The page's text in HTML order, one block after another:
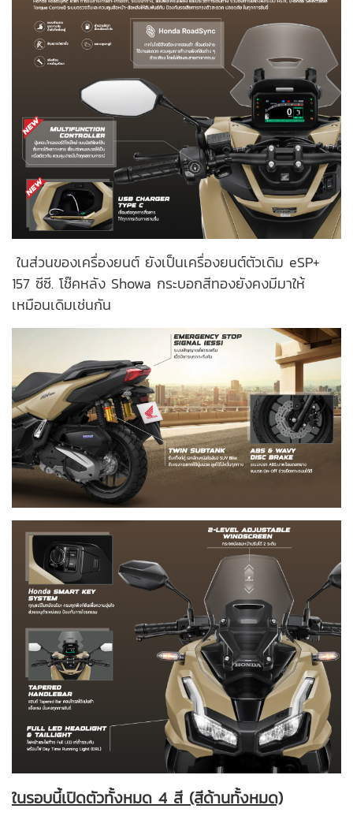
ในส่วนของเครื่องยนต์ ยังเป็นเครื่องยนต์ตัวเดิม eSP+
157 ซีซี. โช๊คหลัง Showa กระบอกสีทองยังคงมีมาให้
เหมือนเดิมเช่นกัน
ในรอบนี้เปิดตัวทั้งหมด 4 สี (สีด้านทั้งหมด)